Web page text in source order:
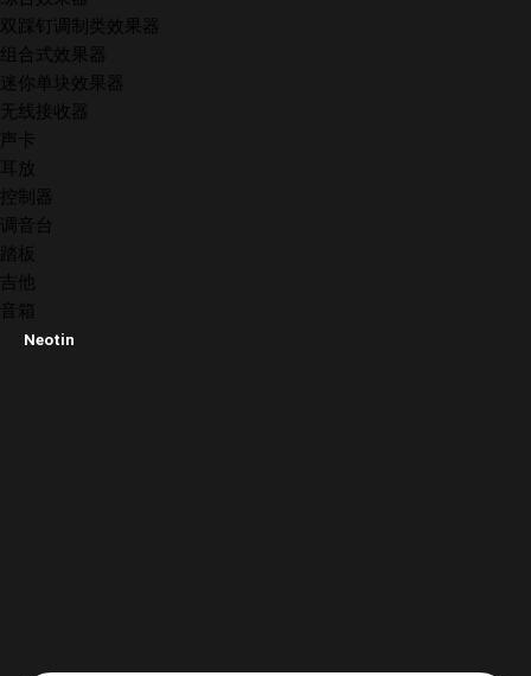
双踩钉调制类效果器
组合式效果器
迷你单块效果器
无线接收器
声卡
耳放
控制器
调音台
踏板
吉他
音箱
Neotin